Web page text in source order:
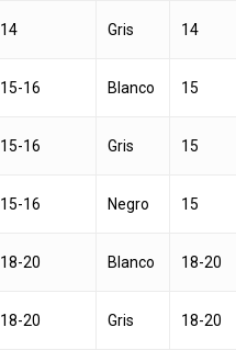
14 Gris 14
15-16 Blanco 15
15-16 Gris 15
15-16 Negro 15
18-20 Blanco 18-20
18-20 Gris 18-20